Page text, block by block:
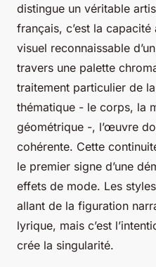
distingue un véritable
français, c’est la
visuel reconnaissable
travers une palette
traitement particulier de
thématique - le corps, la
géométrique -, l’œuvre
cohérente. Cette
le premier signe d’une
effets de mode. Les
allant de la figuration
lyrique, mais c’est
crée la singularité.